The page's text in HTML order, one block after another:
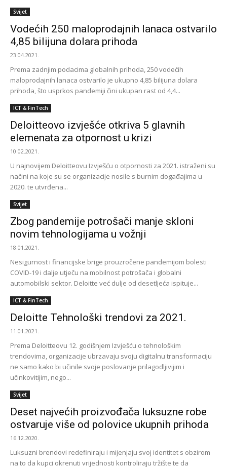
Svijet
Vodećih 250 maloprodajnih lanaca ostvarilo
4,85 bilijuna dolara prihoda
23.04.2021.
Prema zadnjim podacima globalnih prihoda, 250 vodećih
maloprodajnih lanaca ostvarilo je ukupno 4,85 bilijuna dolara
prihoda, što usprkos pandemiji čini ukupan rast od 4,4...
ICT & FinTech
Deloitteovo izvješće otkriva 5 glavnih
elemenata za otpornost u krizi
10.02.2021.
U najnovijem Deloitteovu Izvješću o otpornosti za 2021. istraženi su
načini na koje su se organizacije nosile s burnim događajima u
2020. te utvrđena...
Svijet
Zbog pandemije potrošači manje skloni
novim tehnologijama u vožnji
18.01.2021.
Nesigurnost i financijske brige prouzročene pandemijom bolesti
COVID-19 i dalje utječu na mobilnost potrošača i globalni
automobilski sektor. Deloitte već dulje od desetljeća ispituje...
ICT & FinTech
Deloitte Tehnološki trendovi za 2021.
11.01.2021.
Prema Deloitteovu 12. godišnjem Izvješću o tehnološkim
trendovima, organizacije ubrzavaju svoju digitalnu transformaciju
ne samo kako bi učinile svoje poslovanje prilagodljivijim i
učinkovitijim, nego...
Svijet
Deset najvećih proizvođača luksuzne robe
ostvaruje više od polovice ukupnih prihoda
16.12.2020.
Luksuzni brendovi redefiniraju i mijenjaju svoj identitet s obzirom
na to da kupci okrenuti vrijednosti kontroliraju tržište te da